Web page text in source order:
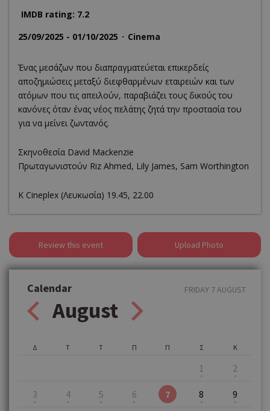
IMDB rating: 7.2
25/09/2025 - 01/10/2025
Cinema
Ένας μεσάζων που διαπραγματεύεται επικερδείς
αποζημιώσεις μεταξύ διεφθαρμένων εταιρειών και των
ατόμων που τις απειλούν, παραβιάζει τους δικούς του
κανόνες όταν ένας νέος πελάτης ζητά την προστασία του
για να μείνει ζωντανός.
Σκηνοθεσία David Mackenzie
Πρωταγωνιστούν Riz Ahmed, Lily James, Sam Worthington
K Cineplex (Λευκωσία) 19.45, 22.00
Review this event Upload Photo
Calendar
August
FRIDAY 7 AUGUST
Δ Τ Τ Π Π Σ
1
Κ
2
3 4 5 6 7 8 9